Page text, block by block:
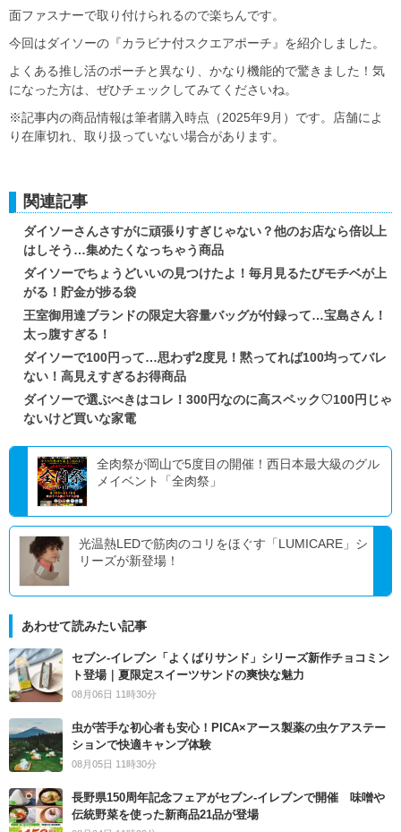
面ファスナーで取り付けられるので楽ちんです。
今回はダイソーの『カラビナ付スクエアポーチ』を紹介しました。
よくある推し活のポーチと異なり、かなり機能的で驚きました！気
になった方は、ぜひチェックしてみてくださいね。
※記事内の商品情報は筆者購入時点（2025年9月）です。店舗によ
り在庫切れ、取り扱っていない場合があります。
関連記事
ダイソーさんさすがに頑張りすぎじゃない？他のお店なら倍以上
はしそう…集めたくなっちゃう商品
ダイソーでちょうどいいの見つけたよ！毎月見るたびモチベが上
がる！貯金が捗る袋
王室御用達ブランドの限定大容量バッグが付録って…宝島さん！
太っ腹すぎる！
ダイソーで100円って…思わず2度見！黙ってれば100均ってバレ
ない！高見えすぎるお得商品
ダイソーで選ぶべきはコレ！300円なのに高スペック♡100円じゃ
ないけど買いな家電
全肉祭が岡山で5度目の開催！西日本最大級のグル
メイベント「全肉祭」
光温熱LEDで筋肉のコリをほぐす「LUMICARE」シ
リーズが新登場！
あわせて読みたい記事
セブン‐イレブン「よくばりサンド」シリーズ新作チョコミン
ト登場｜夏限定スイーツサンドの爽快な魅力
08月06日 11時30分
虫が苦手な初心者も安心！PICA×アース製薬の虫ケアステー
ションで快適キャンプ体験
08月05日 11時30分
長野県150周年記念フェアがセブン-イレブンで開催 味噌や
伝統野菜を使った新商品21品が登場